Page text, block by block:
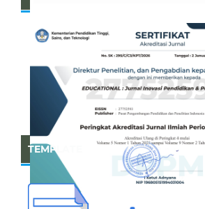
TEMPLATE